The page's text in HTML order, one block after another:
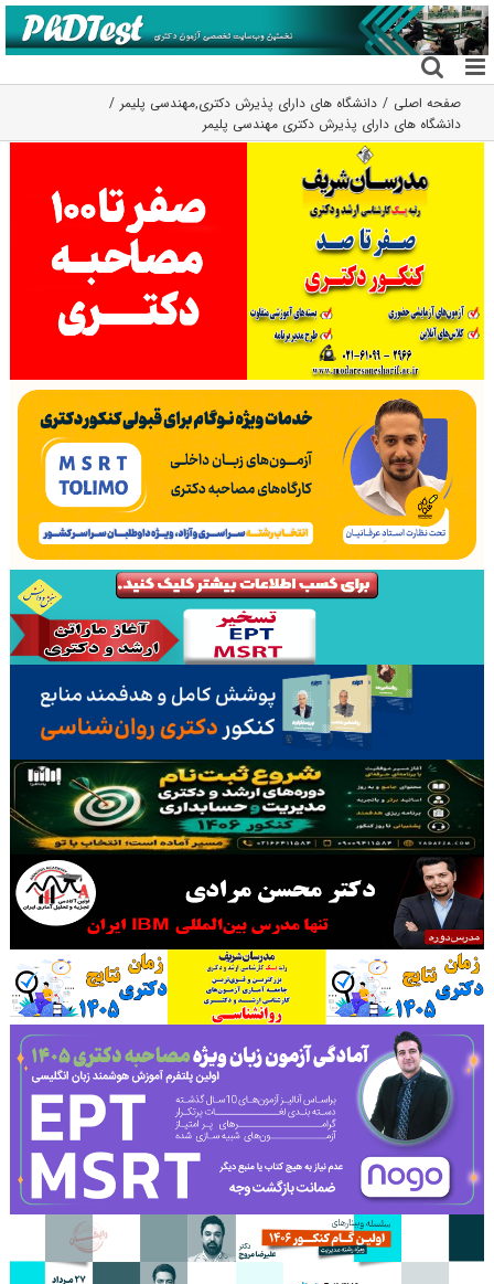
رفتن
به
محتوا
صفحه اصلی دانشگاه های دارای پذیرش دکتری,مهندسی پلیمر
دانشگاه های دارای پذیرش دکتری مهندسی ﭘﻠﻴﻤﺮ